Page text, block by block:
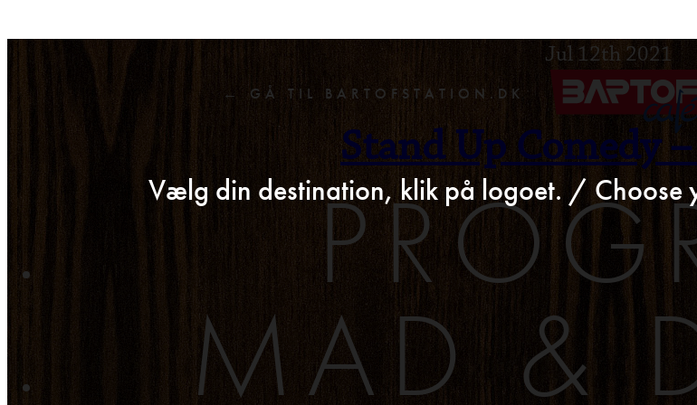
Vælg din destination, klik på logoet. / Choose
← GÅ TIL BARTOFSTATION.DK
MAD &
Jul 12th 2021
Stand Up Comedy